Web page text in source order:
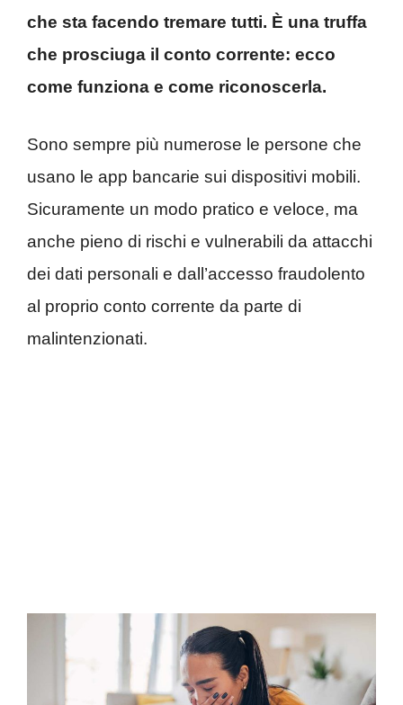
che sta facendo tremare tutti. È una truffa
che prosciuga il conto corrente: ecco
come funziona e come riconoscerla.
Sono sempre più numerose le persone che
usano le app bancarie sui dispositivi mobili.
Sicuramente un modo pratico e veloce, ma
anche pieno di rischi e vulnerabili da attacchi
dei dati personali e dall’accesso fraudolento
al proprio conto corrente da parte di
malintenzionati.